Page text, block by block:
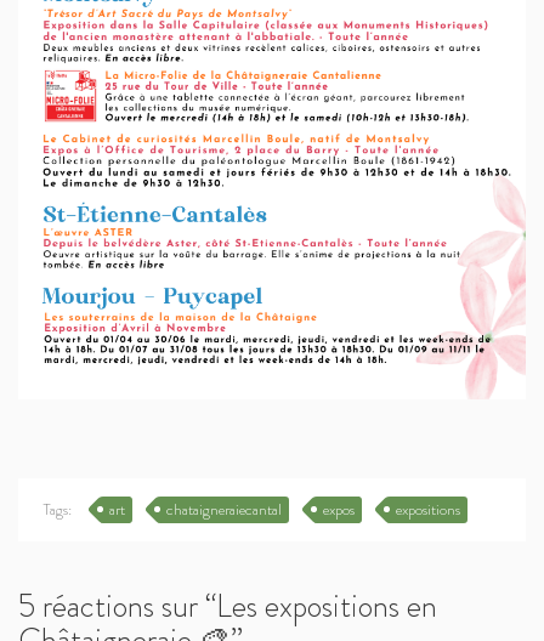
Tags: art chataigneraiecantal expos expositions
5 réactions sur “Les expositions en